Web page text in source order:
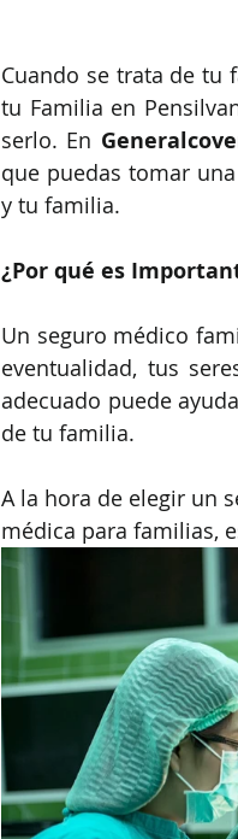
Cuando se trata de tu
tu Familia en
serlo. En
que puedas tomar
y tu familia.
¿Por qué es
Un seguro médico
eventualidad, tus
adecuado puede
de tu familia.
A la hora de elegir un
médica para familias,